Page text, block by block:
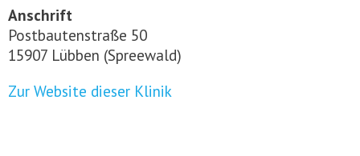
Anschrift
Postbautenstraße 50
15907 Lübben (Spreewald)
Zur Website dieser Klinik